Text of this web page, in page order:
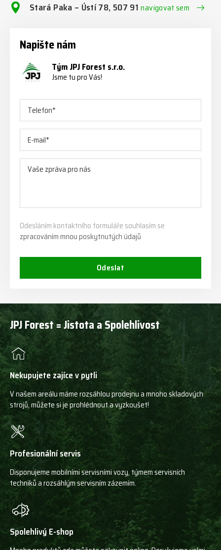
Stará Paka – Ústí 78, 507 91navigovat sem
Napište nám
Tým JPJ Forest s.r.o.
Jsme tu pro Vás!
Odesláním kontaktního formuláře souhlasím se
zpracováním mnou poskytnutých údajů
Odeslat
JPJ Forest = Jistota a Spolehlivost
Nekupujete zajíce v pytli
V našem areálu máme rozsáhlou prodejnu a mnoho skladových
strojů, můžete si je prohlédnout a vyzkoušet!
Profesionální servis
Disponujeme mobilními servisními vozy, týmem servisních
techniků a rozsáhlým servisním zázemím.
Spolehlivý E-shop